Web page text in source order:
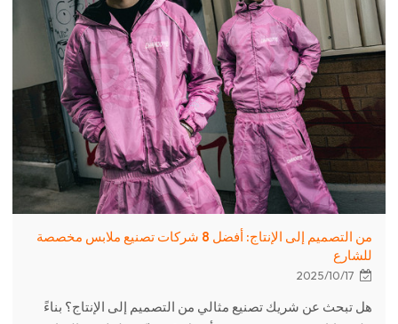
معهم، لضمان نجاح تنفيذ المنتج من الفكرة إلى العميل. تشمل
الخطوات الرئيسية تحديد احتياجات العلامة التجارية بوضوح، مثل
رؤية المنتج والسوق المستهدف والميزانية وحجم الإنتاج، والاختيار
بين القص والتصنيع والتشطيب (CM).
من التصميم إلى الإنتاج: أفضل 8 شركات تصنيع ملابس مخصصة
للشارع
2025/10/17
هل تبحث عن شريك تصنيع مثالي من التصميم إلى الإنتاج؟ بناءً